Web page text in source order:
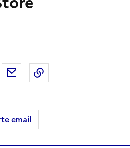
sur X (anciennement Twitter)
Partager sur LinkedIn
Partager par email
email